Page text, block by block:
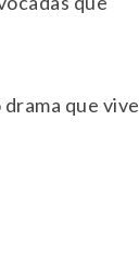
que vive